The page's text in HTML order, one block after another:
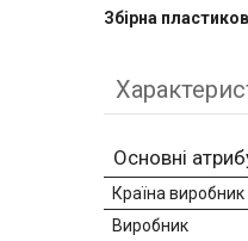
Збірна
Основні
Країна виробник
Виробник